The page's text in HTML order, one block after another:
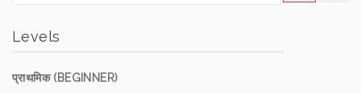
Levels
प्राथमिक (BEGINNER)